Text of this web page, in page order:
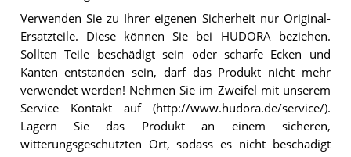
Verwenden Sie zu Ihrer eigenen Sicherheit nur Original-
Ersatzteile. Diese können Sie bei HUDORA beziehen.
Sollten Teile beschädigt sein oder scharfe Ecken und
Kanten entstanden sein, darf das Produkt nicht mehr
verwendet werden! Nehmen Sie im Zweifel mit unserem
Service Kontakt auf (http://www.hudora.de/service/).
Lagern Sie das Produkt an einem sicheren,
witterungsgeschützten Ort, sodass es nicht beschädigt